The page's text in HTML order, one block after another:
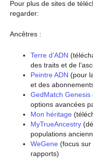
Pour plus de sites de
regarder:
Ancêtres :
Terre d’ADN
des traits et de
Peintre ADN (pour
et des
GedMatch Genesis
options avancées
Mon héritage
MyTrueAncestry
populations
WeGene (focus sur
rapports)